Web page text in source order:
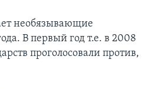
необязывающие
В первый год т.е. в 2008
проголосовали против,